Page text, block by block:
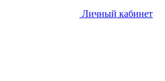
Личный кабинет